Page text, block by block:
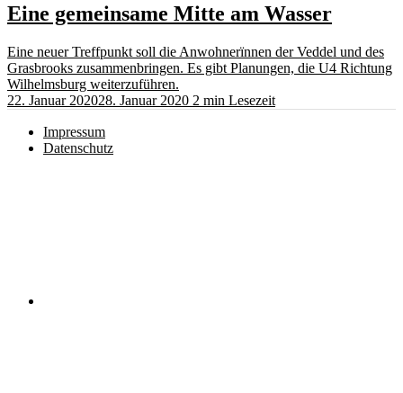
Eine gemeinsame Mitte am Wasser
Eine neuer Treffpunkt soll die Anwohnerïnnen der Veddel und des
Grasbrooks zusammenbringen. Es gibt Planungen, die U4 Richtung
Wilhelmsburg weiterzuführen.
22. Januar 202028. Januar 2020 2 min Lesezeit
Impressum
Datenschutz